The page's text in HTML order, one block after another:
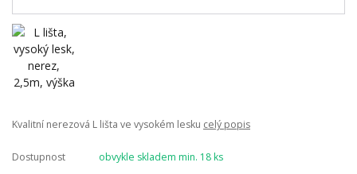
Kvalitní nerezová L lišta ve vysokém lesku celý popis
Dostupnost
obvykle skladem min. 18 ks